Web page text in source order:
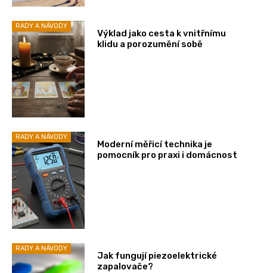
RADY A NÁVODY
Výklad jako cesta k vnitřnímu
klidu a porozumění sobě
RADY A NÁVODY
Moderní měřicí technika je
pomocník pro praxi i domácnost
RADY A NÁVODY
Jak fungují piezoelektrické
zapalovače?